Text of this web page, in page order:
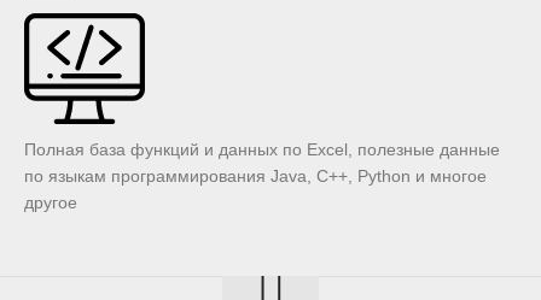
Полная база функций и данных по Excel, полезные данные
по языкам программирования Java, C++, Python и многое
другое